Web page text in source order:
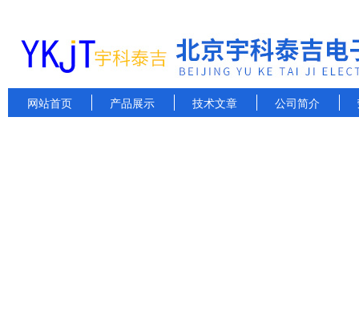
网站首页 产品展示 技术文章 公司简介